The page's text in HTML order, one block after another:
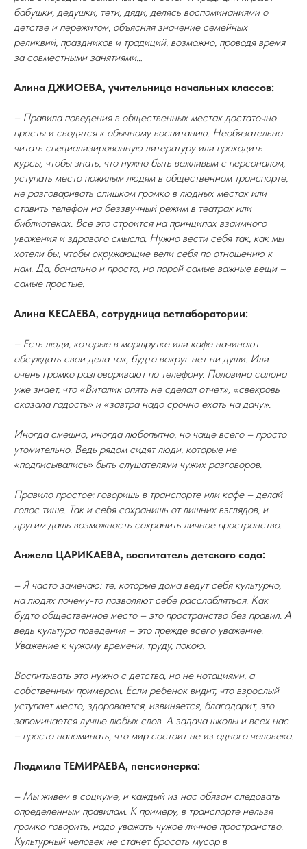
бабушки, дедушки, тети, дяди, делясь воспоминаниями о
детстве и пережитом, объясняя значение семейных
реликвий, праздников и традиций, возможно, проводя время
за совместными занятиями…
Алина ДЖИОЕВА, учительница начальных классов:
– Правила поведения в общественных местах достаточно
просты и сводятся к обычному воспитанию. Необязательно
читать специализированную литературу или проходить
курсы, чтобы знать, что нужно быть вежливым с персоналом,
уступать место пожилым людям в общественном транспорте,
не разговаривать слишком громко в людных местах или
ставить телефон на беззвучный режим в театрах или
библиотеках. Все это строится на принципах взаимного
уважения и здравого смысла. Нужно вести себя так, как мы
хотели бы, чтобы окружающие вели себя по отношению к
нам. Да, банально и просто, но порой самые важные вещи –
самые простые.
Алина КЕСАЕВА, сотрудница ветлаборатории:
– Есть люди, которые в маршрутке или кафе начинают
обсуждать свои дела так, будто вокруг нет ни души. Или
очень громко разговаривают по телефону. Половина салона
уже знает, что «Виталик опять не сделал отчет», «свекровь
сказала гадость» и «завтра надо срочно ехать на дачу».
Иногда смешно, иногда любопытно, но чаще всего – просто
утомительно. Ведь рядом сидят люди, которые не
«подписывались» быть слушателями чужих разговоров.
Правило простое: говоришь в транспорте или кафе – делай
голос тише. Так и себя сохранишь от лишних взглядов, и
другим дашь возможность сохранить личное пространство.
Анжела ЦАРИКАЕВА, воспитатель детского сада:
– Я часто замечаю: те, которые дома ведут себя культурно,
на людях почему-то позволяют себе расслабляться. Как
будто общественное место – это пространство без правил. А
ведь культура поведения – это прежде всего уважение.
Уважение к чужому времени, труду, покою.
Воспитывать это нужно с детства, но не нотациями, а
собственным примером. Если ребенок видит, что взрослый
уступает место, здоровается, извиняется, благодарит, это
запоминается лучше любых слов. А задача школы и всех нас
– просто напоминать, что мир состоит не из одного человека.
Людмила ТЕМИРАЕВА, пенсионерка:
– Мы живем в социуме, и каждый из нас обязан следовать
определенным правилам. К примеру, в транспорте нельзя
громко говорить, надо уважать чужое личное пространство.
Культурный человек не станет бросать мусор в